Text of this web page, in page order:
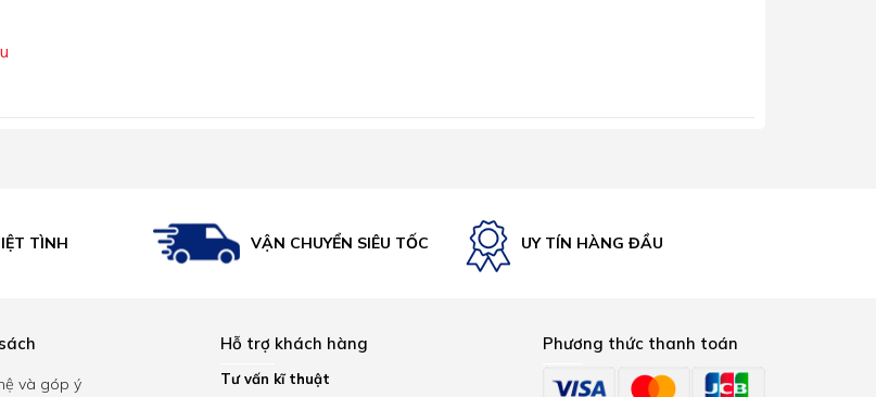
TÌNH VẬN CHUYỂN SIÊU TỐC UY TÍN HÀNG ĐẦU
và góp ý
Hỗ trợ khách hàng
Tư vấn kĩ thuật
Phương thức thanh toán